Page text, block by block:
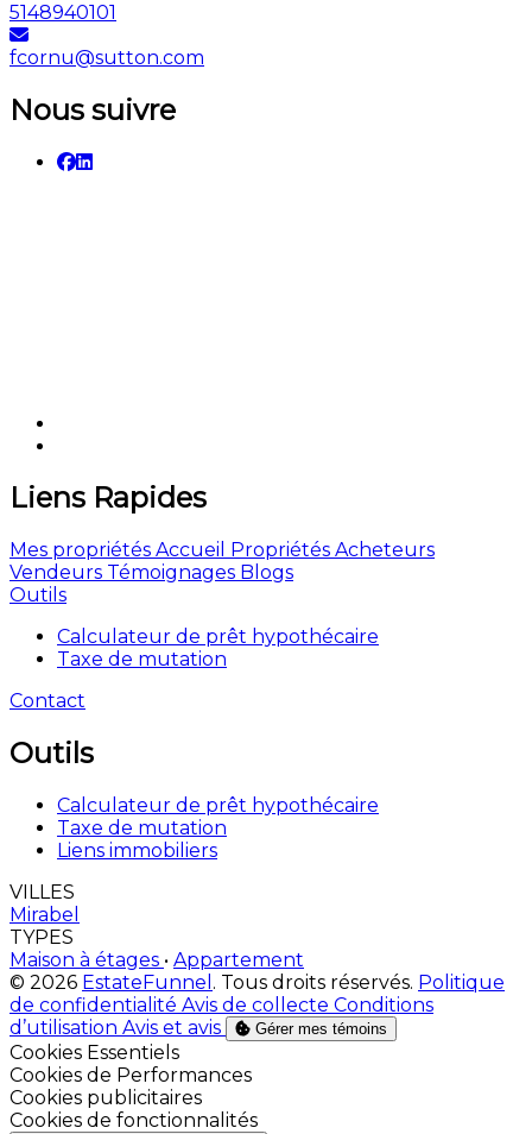
5148940101
fcornu@sutton.com
Nous suivre
Liens Rapides
Mes propriétés Accueil Propriétés Acheteurs
Vendeurs Témoignages Blogs
Outils
Calculateur de prêt hypothécaire
Taxe de mutation
Contact
Outils
Calculateur de prêt hypothécaire
Taxe de mutation
Liens immobiliers
VILLES
Mirabel
TYPES
Maison à étages • Appartement
© 2026 EstateFunnel . Tous droits réservés. Politique
de confidentialité Avis de collecte Conditions
d’utilisation Avis et avis Gérer mes témoins
Activer
Cookies Essentiels
Activer
Cookies de Performances
Activer
Cookies publicitaires
Activer
Cookies de fonctionnalités